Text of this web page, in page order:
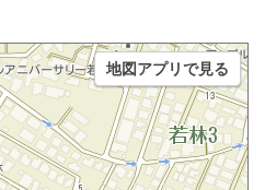
地図アプリで見る